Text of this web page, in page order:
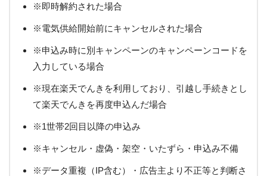
※即時解約された場合
※電気供給開始前にキャンセルされた場合
※申込み時に別キャンペーンのキャンペーンコードを
入力している場合
※現在楽天でんきを利用しており、引越し手続きとし
て楽天でんきを再度申込んだ場合
※1世帯2回目以降の申込み
※キャンセル・虚偽・架空・いたずら・申込み不備
※データ重複（IP含む）・広告主より不正等と判断さ